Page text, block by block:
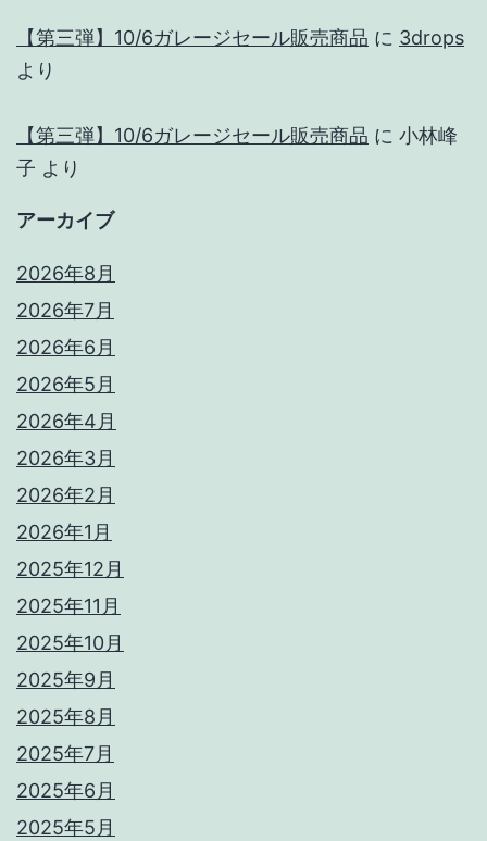
【第三弾】10/6ガレージセール販売商品 に 3drops
より
【第三弾】10/6ガレージセール販売商品 に 小林峰
子 より
アーカイブ
2026年8月
2026年7月
2026年6月
2026年5月
2026年4月
2026年3月
2026年2月
2026年1月
2025年12月
2025年11月
2025年10月
2025年9月
2025年8月
2025年7月
2025年6月
2025年5月